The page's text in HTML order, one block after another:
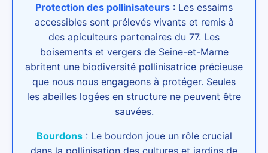
Protection des pollinisateurs : Les essaims
accessibles sont prélevés vivants et remis à
des apiculteurs partenaires du 77. Les
boisements et vergers de Seine-et-Marne
abritent une biodiversité pollinisatrice précieuse
que nous nous engageons à protéger. Seules
les abeilles logées en structure ne peuvent être
sauvées.
Bourdons : Le bourdon joue un rôle crucial
dans la pollinisation des cultures et jardins de